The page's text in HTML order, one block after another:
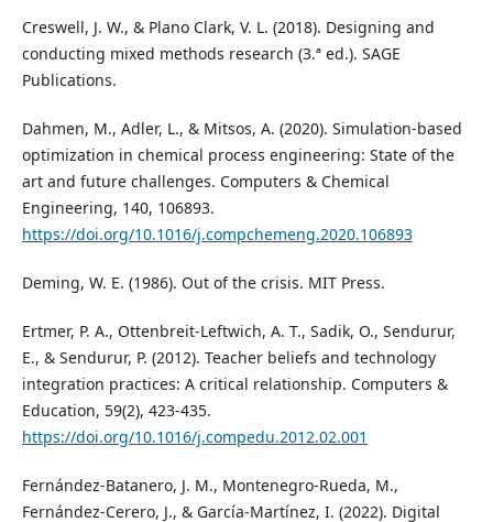
Creswell, J. W., & Plano Clark, V. L. (2018). Designing and
conducting mixed methods research (3.ª ed.). SAGE
Publications.
Dahmen, M., Adler, L., & Mitsos, A. (2020). Simulation-based
optimization in chemical process engineering: State of the
art and future challenges. Computers & Chemical
Engineering, 140, 106893.
https://doi.org/10.1016/j.compchemeng.2020.106893
Deming, W. E. (1986). Out of the crisis. MIT Press.
Ertmer, P. A., Ottenbreit-Leftwich, A. T., Sadik, O., Sendurur,
E., & Sendurur, P. (2012). Teacher beliefs and technology
integration practices: A critical relationship. Computers &
Education, 59(2), 423-435.
https://doi.org/10.1016/j.compedu.2012.02.001
Fernández-Batanero, J. M., Montenegro-Rueda, M.,
Fernández-Cerero, J., & García-Martínez, I. (2022). Digital